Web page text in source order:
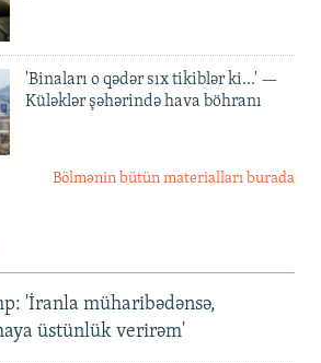
'Binaları o qədər sıx tikiblər ki...' —
Küləklər şəhərində hava böhranı
Bölmənin bütün materialları burada
'İranla müharibədənsə,
üstünlük verirəm'